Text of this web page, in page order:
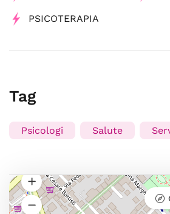
PSICOTERAPIA
Tag
Psicologi Salute